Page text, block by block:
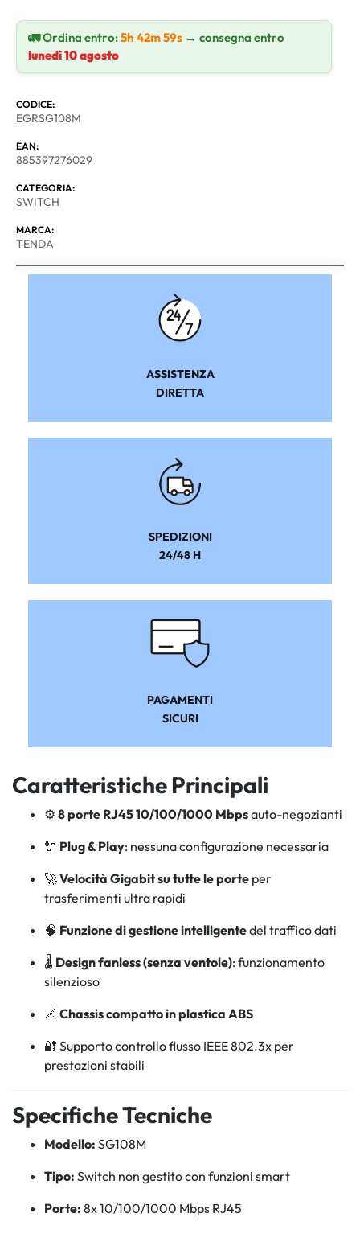
🚛 Ordina entro:5h 42m 58s→ consegna entro
10 agosto
CODICE:
EGRSG108M
EAN:
885397276029
CATEGORIA:
SWITCH
MARCA:
TENDA
ASSISTENZA
DIRETTA
SPEDIZIONI
24/48 H
PAGAMENTI
SICURI
Caratteristiche Principali
⚙️ 8 porte RJ45 10/100/1000 Mbpsauto-negozianti
🔌 Plug & Play: nessuna configurazione necessaria
🚀Velocità Gigabit su tutte le porte per
trasferimenti ultra rapidi
🧠 Funzione di gestione intelligentedel traffico dati
🌡️ Design fanless (senza ventole): funzionamento
silenzioso
📐 Chassis compatto in plastica ABS
🔐 Supporto controllo flusso IEEE 802.3x per
prestazioni stabili
Specifiche Tecniche
Modello: SG108M
Tipo: Switch non gestito con funzioni smart
Porte: 8x 10/100/1000 Mbps RJ45